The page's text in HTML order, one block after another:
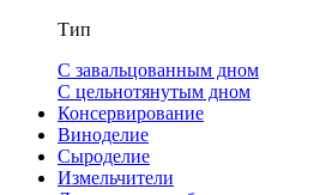
Тип
С завальцованным дном
С цельнотянутым дном
Консервирование
Виноделие
Сыроделие
Измельчители